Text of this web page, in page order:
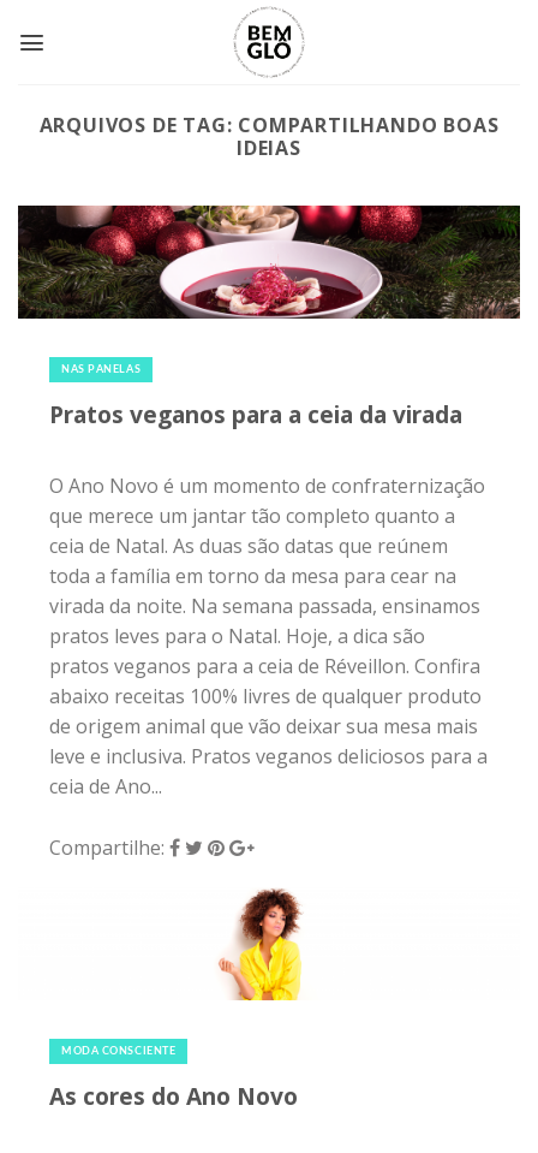
ARQUIVOS DE TAG: COMPARTILHANDO BOAS
IDEIAS
NAS PANELAS
Pratos veganos para a ceia da virada
O Ano Novo é um momento de confraternização
que merece um jantar tão completo quanto a
ceia de Natal. As duas são datas que reúnem
toda a família em torno da mesa para cear na
virada da noite. Na semana passada, ensinamos
pratos leves para o Natal. Hoje, a dica são
pratos veganos para a ceia de Réveillon. Confira
abaixo receitas 100% livres de qualquer produto
de origem animal que vão deixar sua mesa mais
leve e inclusiva. Pratos veganos deliciosos para a
ceia de Ano...
Compartilhe:
MODA CONSCIENTE
As cores do Ano Novo